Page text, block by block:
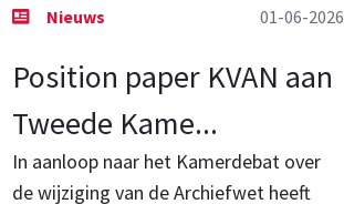
01-06-2026
Position paper KVAN aan
Tweede Kame...
In aanloop naar het Kamerdebat over
de wijziging van de Archiefwet heeft